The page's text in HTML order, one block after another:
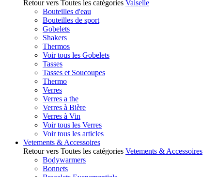
Retour vers Toutes les catégories Vaiselle
Bouteilles d'eau
Bouteilles de sport
Gobelets
Shakers
Thermos
Voir tous les Gobelets
Tasses
Tasses et Soucoupes
Thermo
Verres
Verres a the
Verres à Bière
Verres à Vin
Voir tous les Verres
Voir tous les articles
Vetements & Accessoires
Retour vers Toutes les catégories Vetements & Accessoires
Bodywarmers
Bonnets